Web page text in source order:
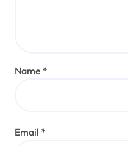
Name *
Email *